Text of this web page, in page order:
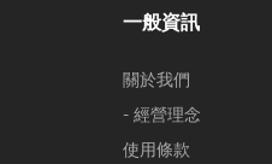
一般資訊
關於我們
- 經營理念
使用條款